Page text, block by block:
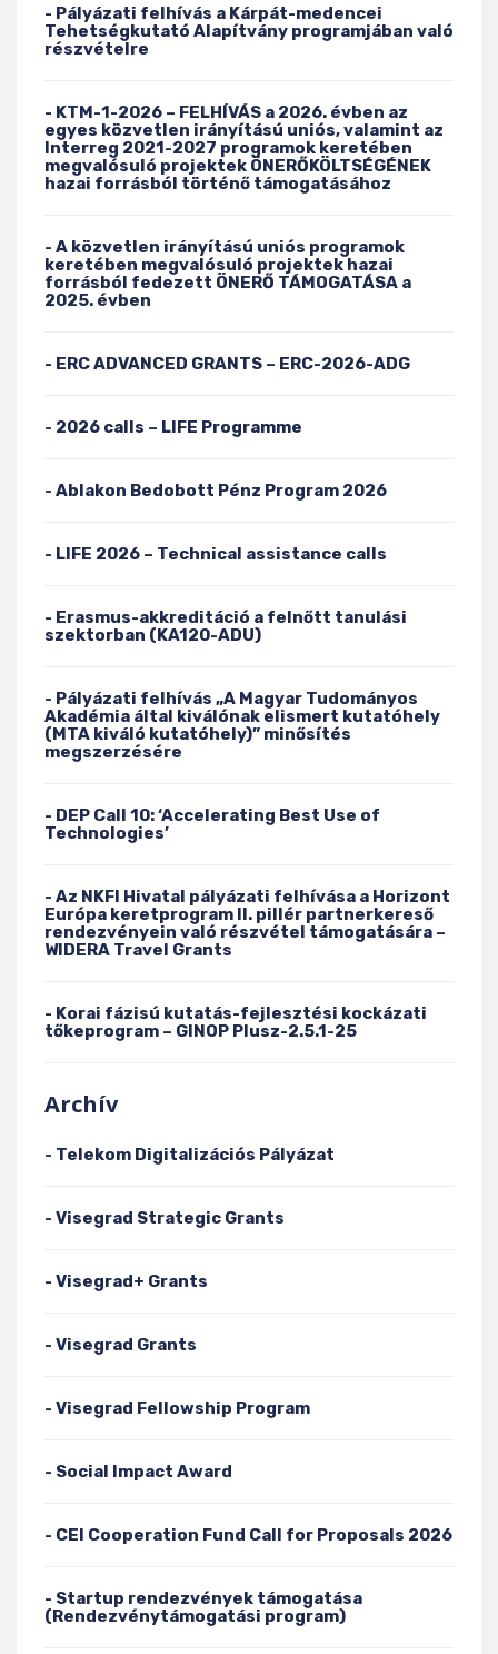
- Pályázati felhívás a Kárpát-medencei
Tehetségkutató Alapítvány programjában való
részvételre
- KTM-1-2026 – FELHÍVÁS a 2026. évben az
egyes közvetlen irányítású uniós, valamint az
Interreg 2021-2027 programok keretében
megvalósuló projektek ÖNERŐKÖLTSÉGÉNEK
hazai forrásból történő támogatásához
- A közvetlen irányítású uniós programok
keretében megvalósuló projektek hazai
forrásból fedezett ÖNERŐ TÁMOGATÁSA a
2025. évben
- ERC ADVANCED GRANTS – ERC-2026-ADG
- 2026 calls – LIFE Programme
- Ablakon Bedobott Pénz Program 2026
- LIFE 2026 – Technical assistance calls
- Erasmus-akkreditáció a felnőtt tanulási
szektorban (KA120-ADU)
- Pályázati felhívás „A Magyar Tudományos
Akadémia által kiválónak elismert kutatóhely
(MTA kiváló kutatóhely)” minősítés
megszerzésére
- DEP Call 10: ‘Accelerating Best Use of
Technologies’
- Az NKFI Hivatal pályázati felhívása a Horizont
Európa keretprogram II. pillér partnerkereső
rendezvényein való részvétel támogatására –
WIDERA Travel Grants
- Korai fázisú kutatás-fejlesztési kockázati
tőkeprogram – GINOP Plusz-2.5.1-25
Archív
- Telekom Digitalizációs Pályázat
- Visegrad Strategic Grants
- Visegrad+ Grants
- Visegrad Grants
- Visegrad Fellowship Program
- Social Impact Award
- CEI Cooperation Fund Call for Proposals 2026
- Startup rendezvények támogatása
(Rendezvénytámogatási program)